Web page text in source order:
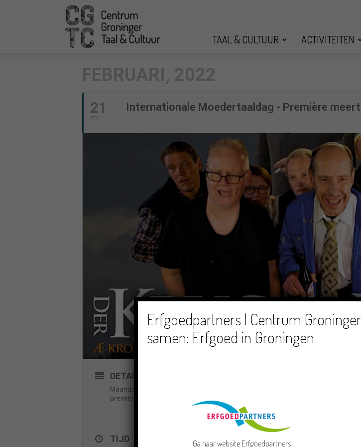
CGTC
TAAL & CULTUUR ACTIVITEITEN
21
FEB
Internationale Moedertaaldag - Première
DETAILS ACTIVITEIT
Maandag 21 februari is het Ynternasjonale Memmetaaldei (
première van de meertalige film
Der Krug an der Wiedau/Æ kro ve æ Virå/ E krouf bai e
TIJD
Erfgoedpartners | Centrum
samen: Erfgoed in Groningen
Ga naarwebsite Erfgoedpartners